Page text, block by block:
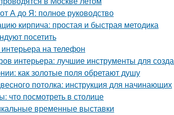
А до Я: полное руководство
кирпича: простая и быстрая методика
посетить
на телефон
интерьера: лучшие инструменты для
как золотые поля обретают душу
потолка: инструкция для начинающих
что посмотреть в столице
временные выставки